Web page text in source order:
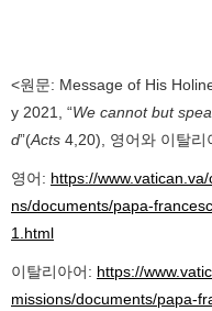
<원문: Message of His
y 2021, “We cannot but
d”(Acts 4,20), 영어와 이탈리
영어: https://
ns/documents/papa-
1.html
이탈리아어: https://
missions/documents/papa-